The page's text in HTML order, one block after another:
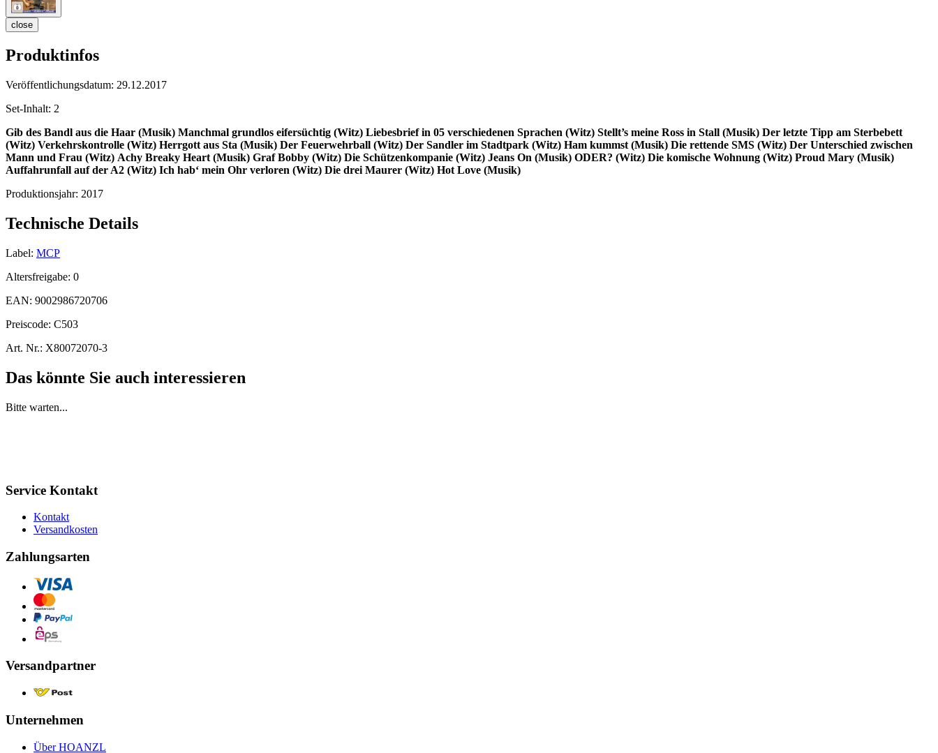
close
Produktinfos
Veröffentlichungsdatum: 29.12.2017
Set-Inhalt: 2
Gib des Bandl aus die Haar (Musik) Manchmal grundlos eifersüchtig (Witz) Liebesbrief in 05 verschiedenen Sprachen (Witz) Stellt’s meine Ross in Stall (Musik) Der letzte Tipp am Sterbebett
(Witz) Verkehrskontrolle (Witz) Herrgott aus Sta (Musik) Der Feuerwehrball (Witz) Der Sandler im Stadtpark (Witz) Ham kummst (Musik) Die rettende SMS (Witz) Der Unterschied zwischen
Mann und Frau (Witz) Achy Breaky Heart (Musik) Graf Bobby (Witz) Die Schützenkompanie (Witz) Jeans On (Musik) ODER? (Witz) Die komische Wohnung (Witz) Proud Mary (Musik)
Auffahrunfall auf der A2 (Witz) Ich hab‘ mein Ohr verloren (Witz) Die drei Maurer (Witz) Hot Love (Musik)
Produktionsjahr: 2017
Technische Details
Label: MCP
Altersfreigabe: 0
EAN: 9002986720706
Preiscode: C503
Art. Nr.: X80072070-3
Das könnte Sie auch interessieren
Bitte warten...
Service Kontakt
Kontakt
Versandkosten
Zahlungsarten
Versandpartner
Unternehmen
Über HOANZL